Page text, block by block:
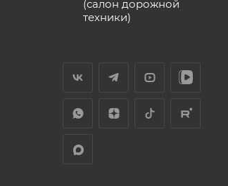
(салон дорожной
техники)